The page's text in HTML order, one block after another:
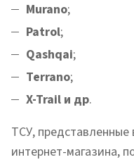
Murano;
Patrol;
Qashqai;
Terrano;
X-Trail и др.
ТСУ, представленные
интернет-магазина,